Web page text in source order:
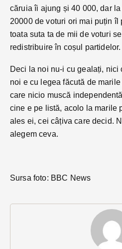
căruia îi ajung și 40 000, dar
20000 de voturi ori mai puțin îl
toata suta ta de mii de voturi
redistribuire în coșul partidelor.
Deci la noi nu-i cu gealați, nici
noi e cu legea făcută de
care nicio muscă
cine e pe listă, acolo la marile
ales ei, cei câțiva care decid.
alegem ceva.
Sursa foto: BBC News